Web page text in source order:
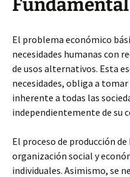
Fundamental
El problema económico
necesidades humanas con
de usos alternativos. Esta
necesidades, obliga a
inherente a todas las
independientemente de su
El proceso de producción
organización social y
individuales. Asimismo, se